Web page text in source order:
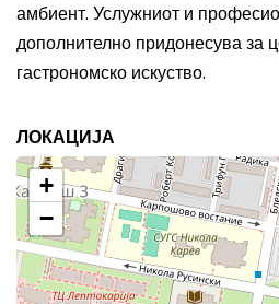
амбиент. Услужниот и
дополнително придонесува за
гастрономско искуство.
ЛОКАЦИЈА
+
−